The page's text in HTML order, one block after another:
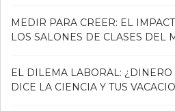
MEDIR PARA CREER: EL
LOS SALONES DE CLASES DEL
EL DILEMA LABORAL: ¿DINERO
DICE LA CIENCIA Y TUS